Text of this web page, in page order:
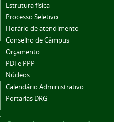
Estrutura física
Processo Seletivo
Horário de atendimento
Conselho de Câmpus
Orçamento
PDI e PPP
Núcleos
Calendário Administrativo
Portarias DRG